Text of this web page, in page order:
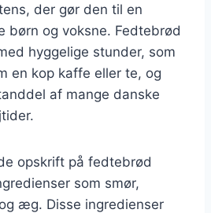
der gør den til en
børn og voksne. Fedtebrød
hyggelige stunder, som
en kop kaffe eller te, og
af mange danske
opskrift på fedtebrød
som smør,
æg. Disse ingredienser